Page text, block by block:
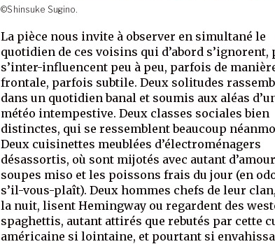
©Shinsuke Sugino.
La pièce nous invite à observer en simultané le
quotidien de ces voisins qui d’abord s’ignorent,
s’inter-influencent peu à peu, parfois de
frontale, parfois subtile. Deux solitudes
dans un quotidien banal et soumis aux aléas
météo intempestive. Deux classes sociales bien
distinctes, qui se ressemblent beaucoup
Deux cuisinettes meublées d’électroménagers
désassortis, où sont mijotés avec autant
soupes miso et les poissons frais du jour (en
s’il-vous-plaît). Deux hommes chefs de leur
la nuit, lisent Hemingway ou regardent des
spaghettis, autant attirés que rebutés par cette
américaine si lointaine, et pourtant si